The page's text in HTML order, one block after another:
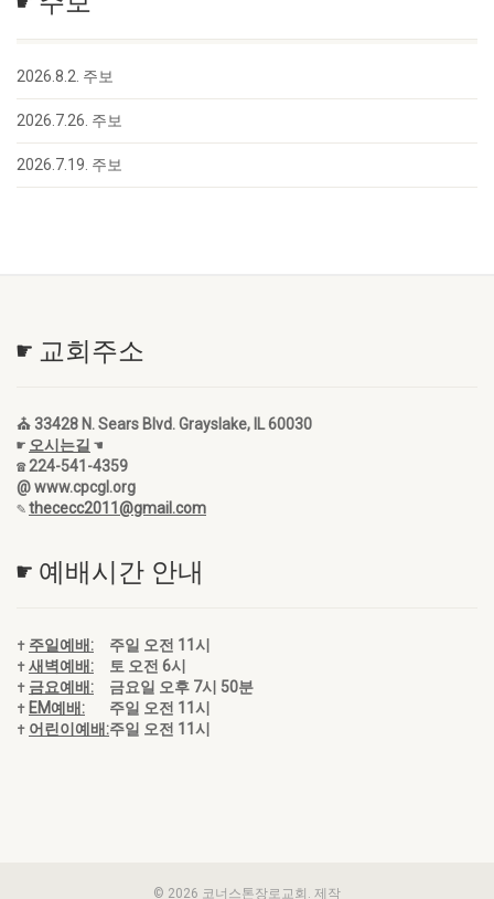
2026.8.2. 주보
2026.7.26. 주보
2026.7.19. 주보
☛ 교회주소
⛪ 33428 N. Sears Blvd. Grayslake, IL 60030
☛ 오시는길 ☚
☎ 224-541-4359
@ www.cpcgl.org
✎thececc2011@gmail.com
☛ 예배시간 안내
✝ 주일예배:
주일 오전 11시
✝새벽예배:
토 오전 6시
✝ 금요예배:
금요일 오후 7시 50분
✝ EM예배:
주일 오전 11시
✝ 어린이예배:주일 오전 11시
© 2026 코너스톤장로교회. 제작